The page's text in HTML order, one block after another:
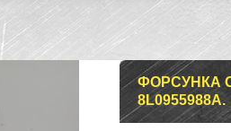
ФОРСУНКА
8L0955988A.